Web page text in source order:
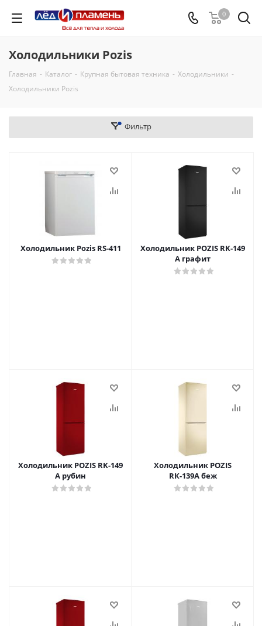
0
Холодильники Pozis
Главная - Каталог - Крупная бытовая техника - Холодильники -
Холодильники Pozis
Фильтр
Холодильник Pozis RS-411
Холодильник POZIS RK-149
А графит
Холодильник POZIS RK-149
А рубин
Холодильник POZIS
RК-139А беж